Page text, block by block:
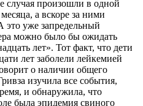
случая произошли в одной
а вскоре за ними
это уже запредельный
можно было бы ожидать
лет». Тот факт, что дети
лет заболели лейкемией
о наличии общего
изучила все события,
и обнаружила, что
была эпидемия свиного